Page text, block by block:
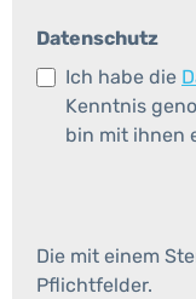
Datenschutz
Ich habe die
Kenntnis
bin mit ihnen
Die mit einem
Pflichtfelder.